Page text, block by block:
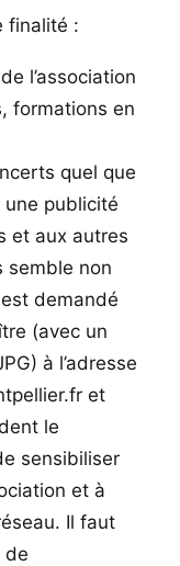
finalité :
l’association
formations en
quel que
une publicité
et aux autres
semble non
demandé
(avec un
à l’adresse
et
le
sensibiliser
et à
Il faut
de